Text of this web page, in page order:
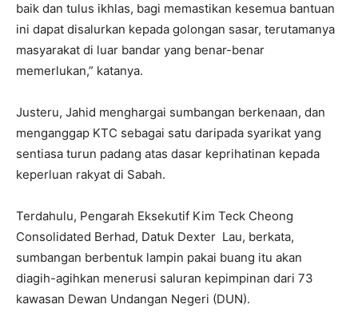
baik dan tulus ikhlas, bagi memastikan kesemua bantuan
ini dapat disalurkan kepada golongan sasar, terutamanya
masyarakat di luar bandar yang benar-benar
memerlukan,” katanya.
Justeru, Jahid menghargai sumbangan berkenaan, dan
menganggap KTC sebagai satu daripada syarikat yang
sentiasa turun padang atas dasar keprihatinan kepada
keperluan rakyat di Sabah.
Terdahulu, Pengarah Eksekutif Kim Teck Cheong
Consolidated Berhad, Datuk Dexter Lau, berkata,
sumbangan berbentuk lampin pakai buang itu akan
diagih-agihkan menerusi saluran kepimpinan dari 73
kawasan Dewan Undangan Negeri (DUN).